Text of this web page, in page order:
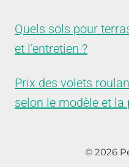
Quels sols pour
et l’entretien ?
Prix des volets
selon le modèle et la
© 2026